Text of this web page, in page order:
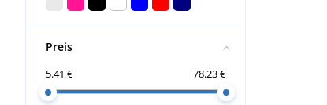
Preis
5.41 € 78.23 €